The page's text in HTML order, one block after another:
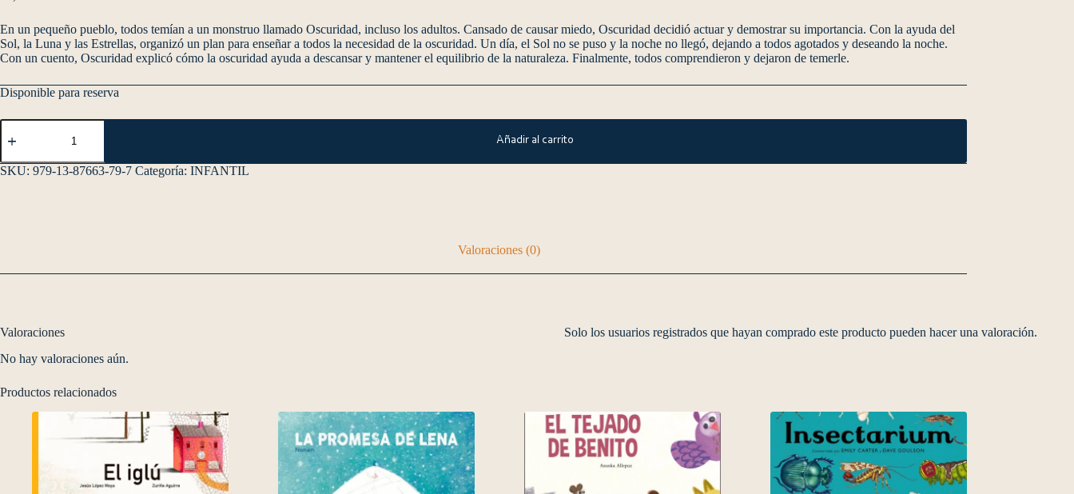
En un pequeño pueblo, todos temían a un monstruo llamado Oscuridad, incluso los adultos. Cansado de causar miedo, Oscuridad decidió actuar y demostrar su importancia. Con la ayuda del
Sol, la Luna y las Estrellas, organizó un plan para enseñar a todos la necesidad de la oscuridad. Un día, el Sol no se puso y la noche no llegó, dejando a todos agotados y deseando la noche.
Con un cuento, Oscuridad explicó cómo la oscuridad ayuda a descansar y mantener el equilibrio de la naturaleza. Finalmente, todos comprendieron y dejaron de temerle.
Disponible para reserva
Añadir al carrito
SKU: 979-13-87663-79-7 Categoría: INFANTIL
Valoraciones (0)
Valoraciones
No hay valoraciones aún.
Solo los usuarios registrados que hayan comprado este producto pueden hacer una valoración.
Productos relacionados